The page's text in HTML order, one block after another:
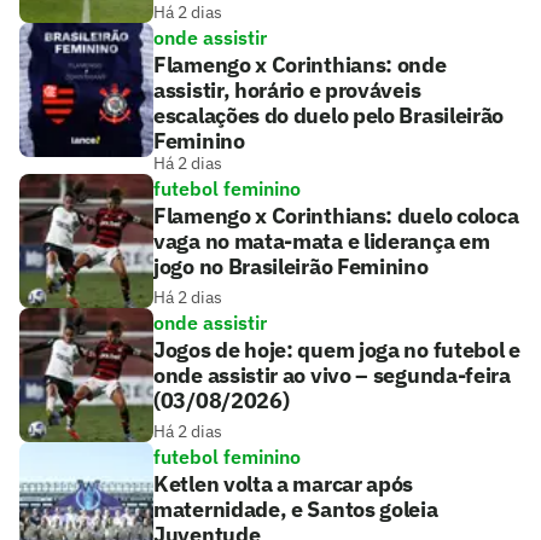
Há 2 dias
onde assistir
Flamengo x Corinthians: onde
assistir, horário e prováveis
escalações do duelo pelo Brasileirão
Feminino
Há 2 dias
futebol feminino
Flamengo x Corinthians: duelo coloca
vaga no mata-mata e liderança em
jogo no Brasileirão Feminino
Há 2 dias
onde assistir
Jogos de hoje: quem joga no futebol e
onde assistir ao vivo – segunda-feira
(03/08/2026)
Há 2 dias
futebol feminino
Ketlen volta a marcar após
maternidade, e Santos goleia